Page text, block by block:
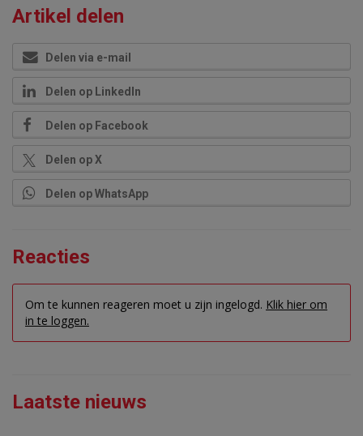
Artikel delen
Delen via e-mail
Delen op LinkedIn
Delen op Facebook
Delen op X
Delen op WhatsApp
Reacties
Om te kunnen reageren moet u zijn ingelogd. Klik hier om
in te loggen.
Laatste nieuws